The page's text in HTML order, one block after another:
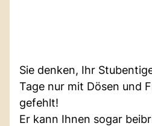
Sie denken, Ihr
Tage nur mit Dösen und
gefehlt!
Er kann Ihnen sogar